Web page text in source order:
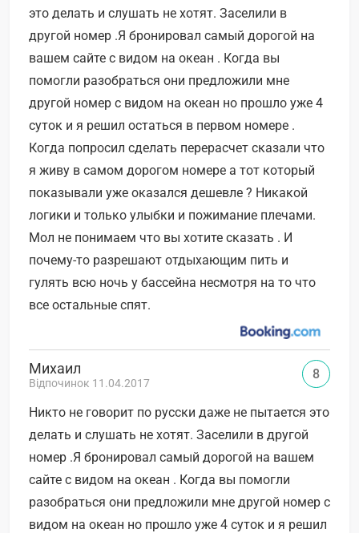
это делать и слушать не хотят. Заселили в
другой номер .Я бронировал самый дорогой на
вашем сайте с видом на океан . Когда вы
помогли разобраться они предложили мне
другой номер с видом на океан но прошло уже 4
суток и я решил остаться в первом номере .
Когда попросил сделать перерасчет сказали что
я живу в самом дорогом номере а тот который
показывали уже оказался дешевле ? Никакой
логики и только улыбки и пожимание плечами.
Мол не понимаем что вы хотите сказать . И
почему-то разрешают отдыхающим пить и
гулять всю ночь у бассейна несмотря на то что
все остальные спят.
Михаил
Відпочинок 11.04.2017
Никто не говорит по русски даже не пытается это
делать и слушать не хотят. Заселили в другой
номер .Я бронировал самый дорогой на вашем
сайте с видом на океан . Когда вы помогли
разобраться они предложили мне другой номер с
видом на океан но прошло уже 4 суток и я решил
8